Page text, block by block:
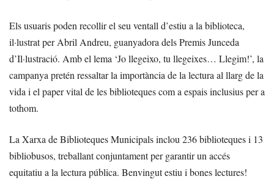
Els usuaris poden recollir el seu ventall d’estiu a la biblioteca,
il·lustrat per Abril Andreu, guanyadora dels Premis Junceda
d’Il·lustració. Amb el lema ‘Jo llegeixo, tu llegeixes… Llegim!’, la
campanya pretén ressaltar la importància de la lectura al llarg de la
vida i el paper vital de les biblioteques com a espais inclusius per a
tothom.
La Xarxa de Biblioteques Municipals inclou 236 biblioteques i 13
bibliobusos, treballant conjuntament per garantir un accés
equitatiu a la lectura pública. Benvingut estiu i bones lectures!